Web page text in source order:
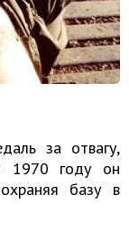
за отвагу,
1970 году он
базу в